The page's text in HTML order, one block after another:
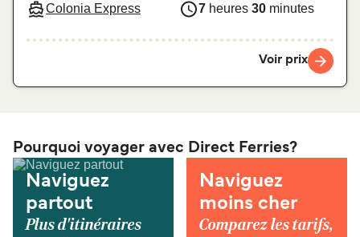
Colonia Express 7 heures 30 minutes
Voir prix
Pourquoi voyager avec Direct Ferries?
Naviguez
partout
Plus d'itinéraires
Naviguez
moins cher
Comparez les tarifs,